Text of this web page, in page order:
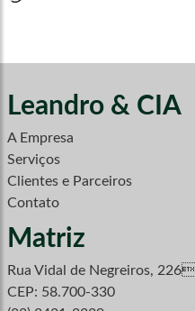
Leandro & CIA
A Empresa
Serviços
Clientes e Parceiros
Contato
Matriz
Rua Vidal de Negreiros,
CEP: 58.700-330